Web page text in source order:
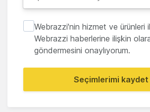
Webrazzi'nin hizmet ve ürünleri
Webrazzi haberlerine ilişkin
göndermesini onaylıyorum.
Seçimlerimi kaydet